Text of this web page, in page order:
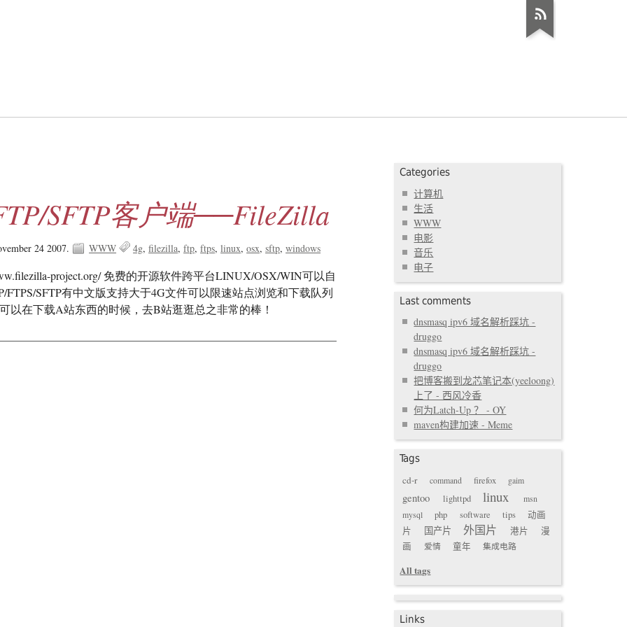
SFTP客户端──FileZilla
24 2007. WWW 4g filezilla ftp ftps linux osx sftp windows
project.org/ 免费的开源软件跨平台LINUX/OSX/WIN可以自
FTPS/SFTP有中文版支持大于4G文件可以限速站点浏览和下载队列
以在下载A站东西的时候，去B站逛逛总之非常的棒！
Categories
计算机
生活
WWW
电影
音乐
电子
Last comments
dnsmasq ipv6 域名解析踩坑 -
druggo
dnsmasq ipv6 域名解析踩坑 -
druggo
把博客搬到龙芯笔记本(yeeloong)
上了 - 西风冷香
何为Latch-Up ？ - OY
maven构建加速 - Meme
Tags
cd-r
command firefox gaim
gentoo lighttpd linux
msn
mysql
php software tips
动画
片
国产片 外国片 港片
漫
画
爱情 童年 集成电路
All tags
Links